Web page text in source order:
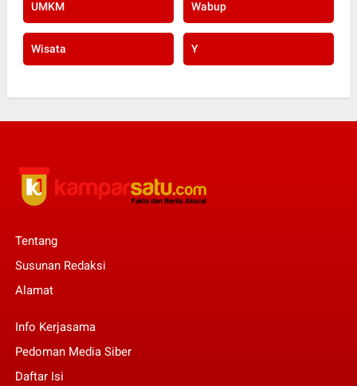
UMKM Wabup
Wisata Y
Susunan Redaksi
Info Kerjasama
Pedoman Media Siber